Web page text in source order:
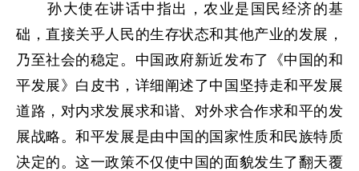
孙大使在讲话中指出，农业是国民经济的基
础，直接关乎人民的生存状态和其他产业的发展，
乃至社会的稳定。中国政府新近发布了《中国的和
平发展》白皮书，详细阐述了中国坚持走和平发展
道路，对内求发展求和谐、对外求合作求和平的发
展战略。和平发展是由中国的国家性质和民族特质
决定的。这一政策不仅使中国的面貌发生了翻天覆